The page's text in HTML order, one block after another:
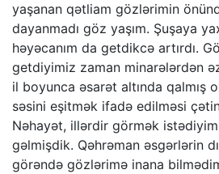
yaşanan qətliam gözlərimin
dayanmadı göz yaşım. Şuşaya
həyəcanım da getdikcə artırdı.
getdiyimiz zaman minarələrdən
il boyunca əsarət altında qalmış
səsini eşitmək ifadə edilməsi
Nəhayət, illərdir görmək istədiyim
gəlmişdik. Qəhrəman əsgərlərin
görəndə gözlərimə inana